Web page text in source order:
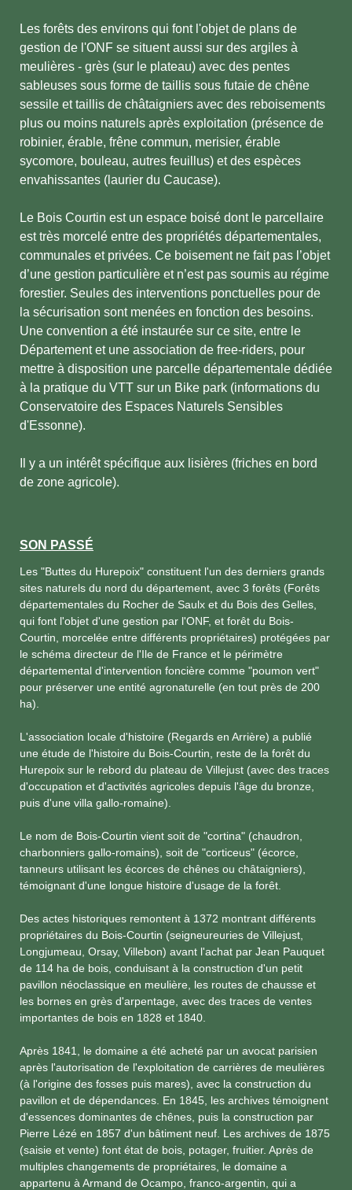
Les forêts des environs qui font l'objet de plans de
gestion de l'ONF se situent aussi sur des argiles à
meulières - grès (sur le plateau) avec des pentes
sableuses sous forme de taillis sous futaie de chêne
sessile et taillis de châtaigniers avec des reboisements
plus ou moins naturels après exploitation (présence de
robinier, érable, frêne commun, merisier, érable
sycomore, bouleau, autres feuillus) et des espèces
envahissantes (laurier du Caucase).
Le Bois Courtin est un espace boisé dont le parcellaire
est très morcelé entre des propriétés départementales,
communales et privées. Ce boisement ne fait pas l’objet
d’une gestion particulière et n’est pas soumis au régime
forestier. Seules des interventions ponctuelles pour de
la sécurisation sont menées en fonction des besoins.
Une convention a été instaurée sur ce site, entre le
Département et une association de free-riders, pour
mettre à disposition une parcelle départementale dédiée
à la pratique du VTT sur un Bike park (informations du
Conservatoire des Espaces Naturels Sensibles
d'Essonne).
Il y a un intérêt spécifique aux lisières (friches en bord
de zone agricole).
SON PASSÉ
Les "Buttes du Hurepoix" constituent l'un des derniers grands
sites naturels du nord du département, avec 3 forêts (Forêts
départementales du Rocher de Saulx et du Bois des Gelles,
qui font l'objet d'une gestion par l'ONF, et forêt du Bois-
Courtin, morcelée entre différents propriétaires) protégées par
le schéma directeur de l'Ile de France et le périmètre
départemental d'intervention foncière comme "poumon vert"
pour préserver une entité agronaturelle (en tout près de 200
ha).
L'association locale d'histoire (Regards en Arrière) a publié
une étude de l'histoire du Bois-Courtin, reste de la forêt du
Hurepoix sur le rebord du plateau de Villejust (avec des traces
d'occupation et d'activités agricoles depuis l'âge du bronze,
puis d'une villa gallo-romaine).
Le nom de Bois-Courtin vient soit de "cortina" (chaudron,
charbonniers gallo-romains), soit de "corticeus" (écorce,
tanneurs utilisant les écorces de chênes ou châtaigniers),
témoignant d'une longue histoire d'usage de la forêt.
Des actes historiques remontent à 1372 montrant différents
propriétaires du Bois-Courtin (seigneureuries de Villejust,
Longjumeau, Orsay, Villebon) avant l'achat par Jean Pauquet
de 114 ha de bois, conduisant à la construction d'un petit
pavillon néoclassique en meulière, les routes de chausse et
les bornes en grès d'arpentage, avec des traces de ventes
importantes de bois en 1828 et 1840.
Après 1841, le domaine a été acheté par un avocat parisien
après l'autorisation de l'exploitation de carrières de meulières
(à l'origine des fosses puis mares), avec la construction du
pavillon et de dépendances. En 1845, les archives témoignent
d'essences dominantes de chênes, puis la construction par
Pierre Lézé en 1857 d'un bâtiment neuf. Les archives de 1875
(saisie et vente) font état de bois, potager, fruitier. Après de
multiples changements de propriétaires, le domaine a
appartenu à Armand de Ocampo, franco-argentin, qui a